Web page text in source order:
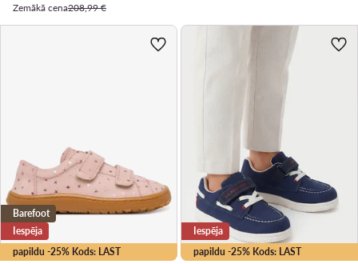
Zemākā cena208,99 €
papildu -25% Kods: LAST
Barefoot
Iespēja
papildu -25% Kods: LAST
Iespēja